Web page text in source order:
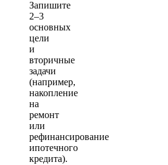
Запишите
2–3
основных
цели
и
вторичные
задачи
(например,
накопление
на
ремонт
или
рефинансирование
ипотечного
кредита).